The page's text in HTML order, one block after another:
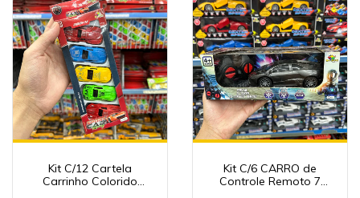
Kit C/12 Cartela
Carrinho Colorido
Kit C/6 CARRO de
Controle Remoto 7